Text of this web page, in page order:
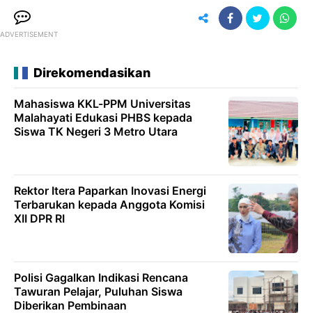
ADVERTISEMENT
Direkomendasikan
Mahasiswa KKL-PPM Universitas
Malahayati Edukasi PHBS kepada
Siswa TK Negeri 3 Metro Utara
Rektor Itera Paparkan Inovasi Energi
Terbarukan kepada Anggota Komisi
XII DPR RI
Polisi Gagalkan Indikasi Rencana
Tawuran Pelajar, Puluhan Siswa
Diberikan Pembinaan